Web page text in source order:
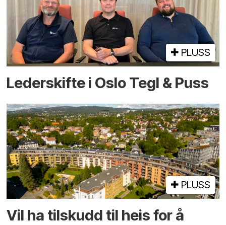
PLUSS
Lederskifte i Oslo Tegl & Puss
PLUSS
Vil ha tilskudd til heis for å